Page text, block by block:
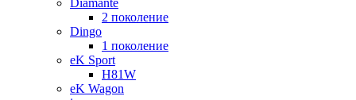
Diamante
2 поколение
Dingo
1 поколение
eK Sport
H81W
eK Wagon